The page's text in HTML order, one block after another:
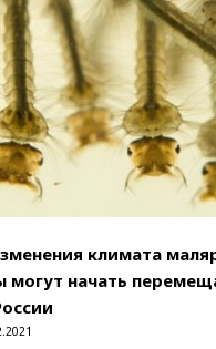
климата
могут начать